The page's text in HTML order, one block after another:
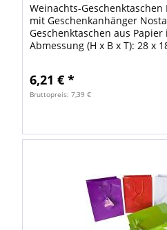
Weinachts-Geschenktaschen
mit Geschenkanhänger
Geschenktaschen aus
Abmessung (H x B x T): 28 x
6,21 € *
Bruttopreis: 7,39 €